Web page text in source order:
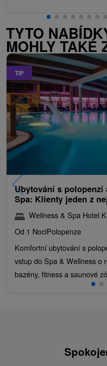
TYTO
MOHLY TAKÉ
TIP
Ubytování s polopenzí
Spa: Klienty jeden z
Wellness & Spa Hotel
Od 1 NociPolopenze
Komfortní ubytování s
vstup do Spa & Wellness o
bazény, fitness a saunové